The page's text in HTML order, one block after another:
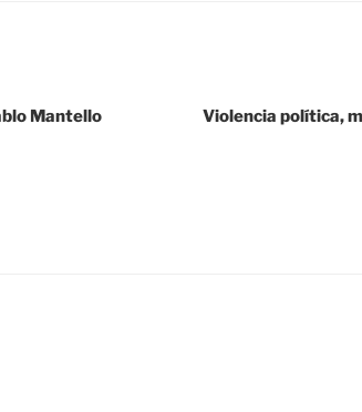
Mantello
Violencia política,